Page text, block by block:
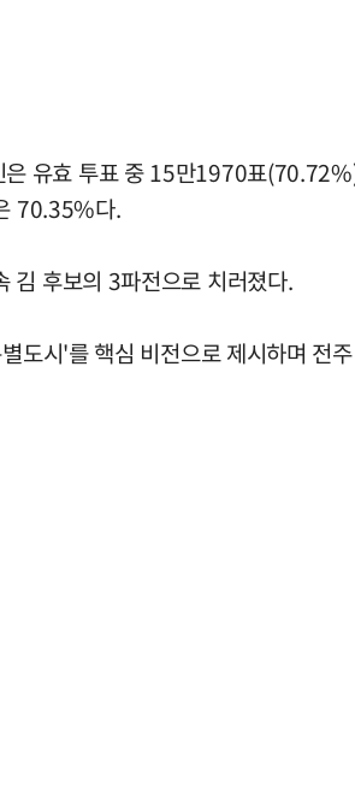
유효 투표 중 15만1970표
70.35%다.
김 후보의 3파전으로 치러졌다.
도시'를 핵심 비전으로 제시하며 전